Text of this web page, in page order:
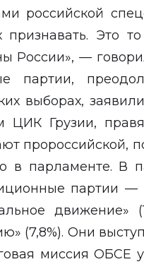
российской
Это
России», —
партии,
выборах,
Грузии,
пророссийской,
в парламенте. В
партии —
движение»
(7,8%). Они
миссия ОБСЕ